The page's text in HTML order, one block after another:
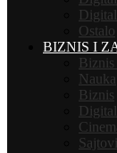
Ostalo
BIZNIS I
Biznis
Nauka
Biznis
Sajtovi